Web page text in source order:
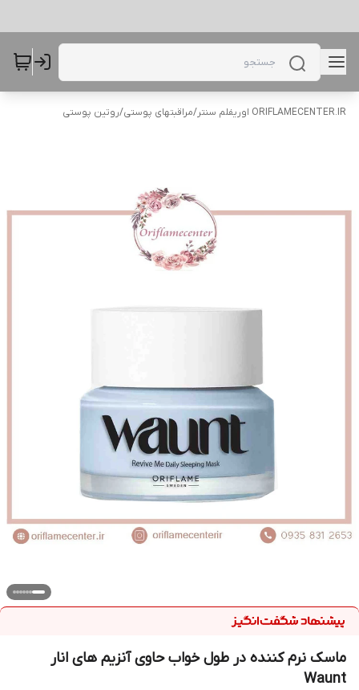
ORIFLAMECENTER.IR اوریفلم سنتر /مراقبتهای پوستی/روتین پوستی
ماسک نرم کننده در طول خواب حاوی آنزیم های انار
Waunt